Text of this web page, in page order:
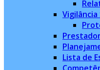
Lista de